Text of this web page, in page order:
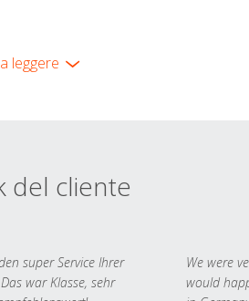
leggere
del cliente
super Service Ihrer
war Klasse, sehr
We were
would